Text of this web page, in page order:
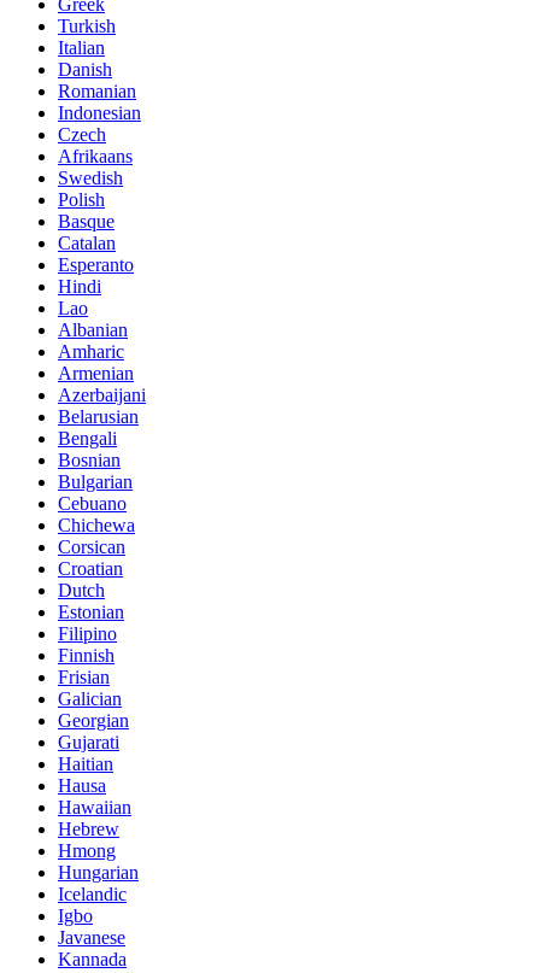
Turkish
Italian
Danish
Romanian
Indonesian
Czech
Afrikaans
Swedish
Polish
Basque
Catalan
Esperanto
Hindi
Lao
Albanian
Amharic
Armenian
Azerbaijani
Belarusian
Bengali
Bosnian
Bulgarian
Cebuano
Chichewa
Corsican
Croatian
Dutch
Estonian
Filipino
Finnish
Frisian
Galician
Georgian
Gujarati
Haitian
Hausa
Hawaiian
Hebrew
Hmong
Hungarian
Icelandic
Igbo
Javanese
Kannada